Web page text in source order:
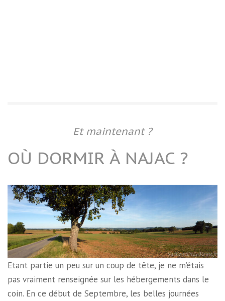
Et maintenant ?
OÙ DORMIR À NAJAC ?
Etant partie un peu sur un coup de tête, je ne m’étais
pas vraiment renseignée sur les hébergements dans le
coin. En ce début de Septembre, les belles journées